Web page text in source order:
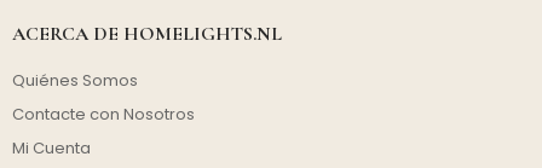
ACERCA DE HOMELIGHTS.NL
Quiénes Somos
Contacte con Nosotros
Mi Cuenta